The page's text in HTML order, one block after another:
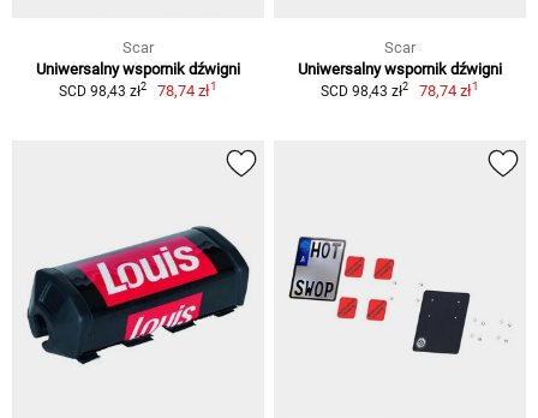
Scar
Uniwersalny wspornik dźwigni
SCD 98,43 zł2 78,74 zł1
Scar
Uniwersalny wspornik dźwigni
SCD 98,43 zł2 78,74 zł1